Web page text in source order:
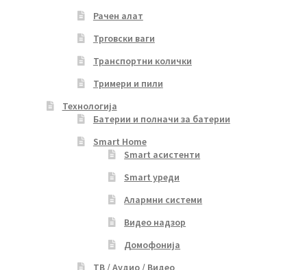
Рачен алат
Трговски ваги
Транспортни колички
Тримери и пили
Технологија
Батерии и полначи за батерии
Smart Home
Smart асистенти
Smart уреди
Алармни системи
Видео надзор
Домофонија
ТВ / Аудио / Видео